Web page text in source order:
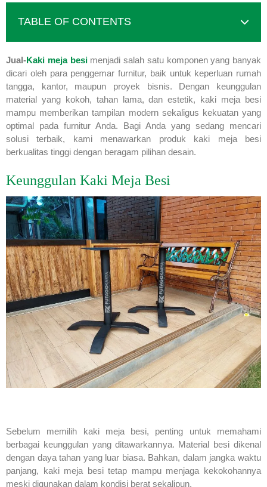
TABLE OF CONTENTS
Jual-Kaki meja besimenjadi salah satu komponen yang banyak
dicari oleh para penggemar furnitur, baik untuk keperluan rumah
tangga, kantor, maupun proyek bisnis. Dengan keunggulan
material yang kokoh, tahan lama, dan estetik, kaki meja besi
mampu memberikan tampilan modern sekaligus kekuatan yang
optimal pada furnitur Anda. Bagi Anda yang sedang mencari
solusi terbaik, kami menawarkan produk kaki meja besi
berkualitas tinggi dengan beragam pilihan desain.
Keunggulan Kaki Meja Besi
Sebelum memilih kaki meja besi, penting untuk memahami
berbagai keunggulan yang ditawarkannya. Material besi dikenal
dengan daya tahan yang luar biasa. Bahkan, dalam jangka waktu
panjang, kaki meja besi tetap mampu menjaga kekokohannya
meski digunakan dalam kondisi berat sekalipun.